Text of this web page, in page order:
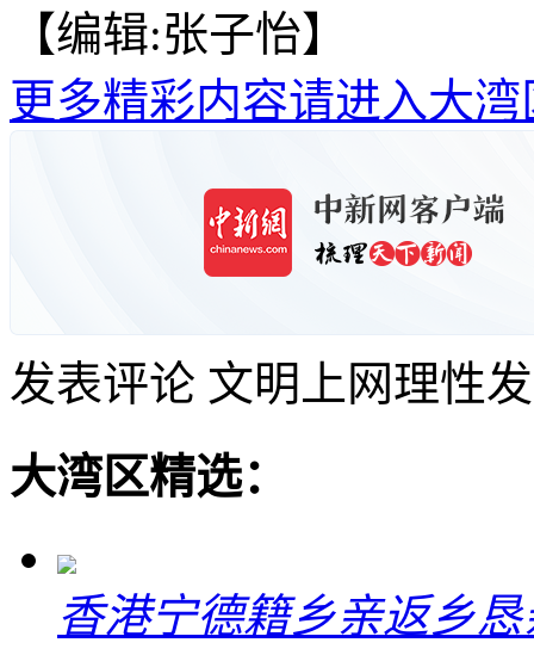
【编辑:张子怡】
更多精彩内容请进入大湾
发表评论 文明上网理性
大湾区精选：
香港宁德籍乡亲返乡